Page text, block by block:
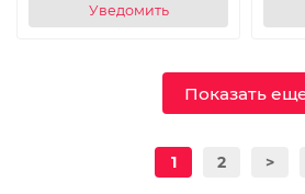
Уведомить
Показать
1 2 >